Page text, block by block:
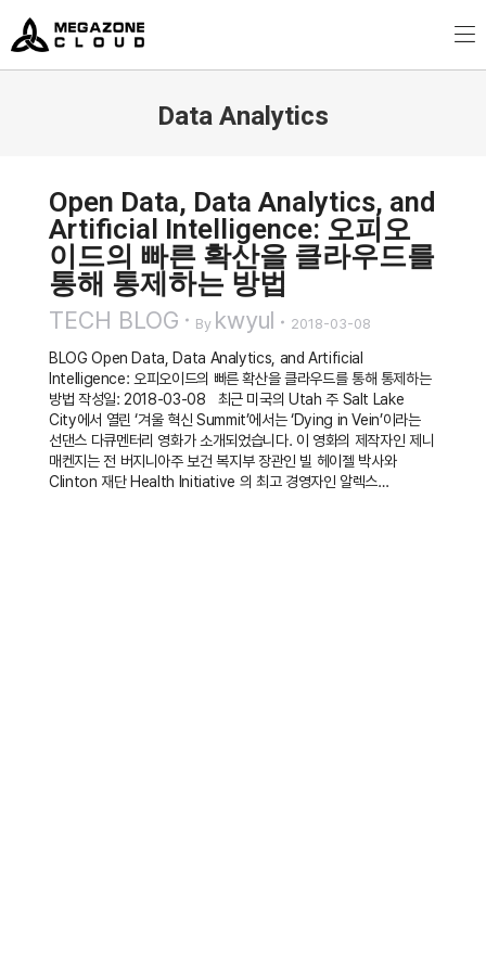
MegazoneCloud
디지털 전문 기업, 메가존클라우드
Data Analytics
Open Data, Data Analytics, and
Artificial Intelligence: 오피오
이드의 빠른 확산을 클라우드를
통해 통제하는 방법
TECH BLOG By kwyul 2018-03-08
BLOG Open Data, Data Analytics, and Artificial
Intelligence: 오피오이드의 빠른 확산을 클라우드를 통해 통제하는
방법 작성일: 2018-03-08 최근 미국의 Utah 주 Salt Lake
City에서 열린 ‘겨울 혁신 Summit’에서는 ‘Dying in Vein’이라는
선댄스 다큐멘터리 영화가 소개되었습니다. 이 영화의 제작자인 제니
매켄지는 전 버지니아주 보건 복지부 장관인 빌 헤이젤 박사와
Clinton 재단 Health Initiative 의 최고 경영자인 알렉스…